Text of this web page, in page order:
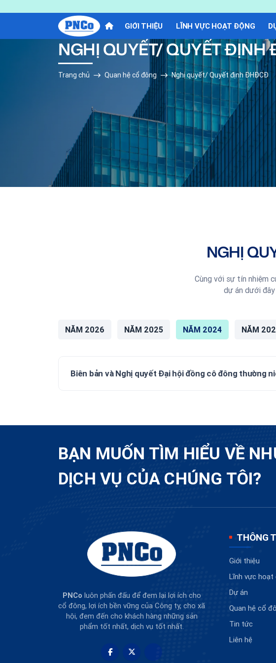
GIỚI THIỆU LĨNH VỰC HOẠT ĐỘNG
NGHỊ QUYẾT/ QUYẾT
Trang chủ Quan hệ cổ đông Nghị quyết/ Quyết định ĐHĐCĐ
NGHỊ
Cùng với sự tín nhiệm
dự án dưới
NĂM 2026 NĂM 2025 NĂM 2024 NĂM
Biên bản và Nghị quyết Đại hội đồng cô đông thường
BẠN MUỐN TÌM HIỂU VỀ
DỊCH VỤ CỦA CHÚNG TÔI?
PNCo luôn phấn đấu để đem lại lợi ích cho
cổ đông, lợi ích bền vững của Công ty, cho xã
hội, đem đến cho khách hàng những sản
phẩm tốt nhất, dịch vụ tốt nhất.
THÔNG
Giới thiệu
Lĩnh vực hoạt
Dự án
Quan hệ cổ
Tin tức
Liên hệ